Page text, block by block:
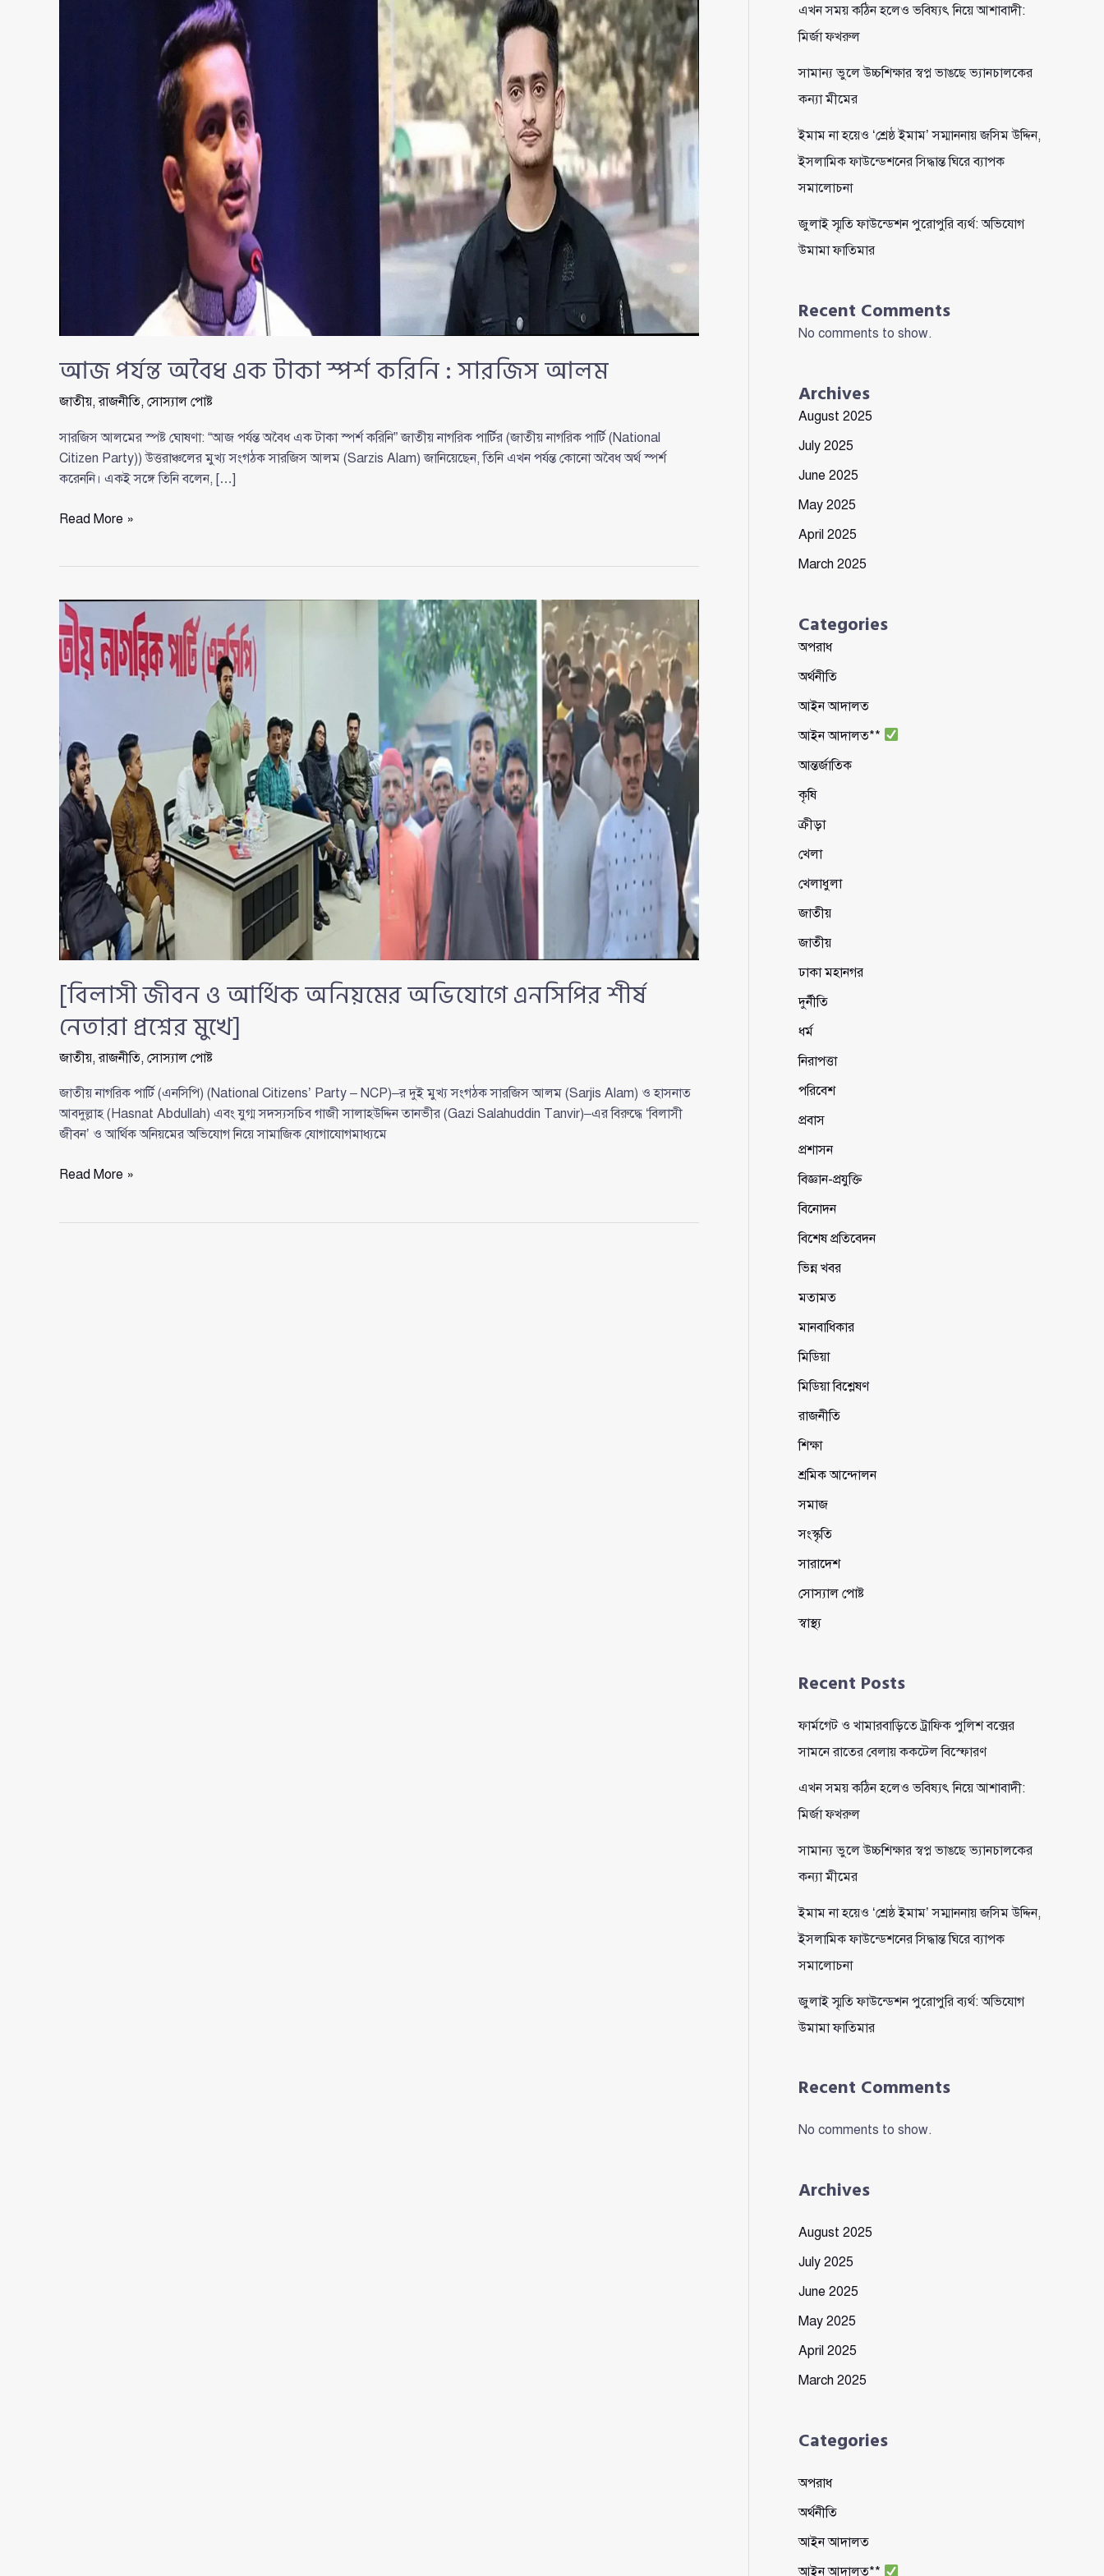
আজ পর্যন্ত অবৈধ এক টাকা স্পর্শ করিনি : সারজিস আলম
জাতীয়,রাজনীতি, সোস্যাল পোষ্ট
সারজিস আলমের স্পষ্ট ঘোষণা: “আজ পর্যন্ত অবৈধ এক টাকা স্পর্শ করিনি” জাতীয় নাগরিক পার্টির (জাতীয় নাগরিক পার্টি (National
Citizen Party)) উত্তরাঞ্চলের মুখ্য সংগঠক সারজিস আলম (Sarzis Alam) জানিয়েছেন, তিনি এখন পর্যন্ত কোনো অবৈধ অর্থ স্পর্শ
করেননি। একই সঙ্গে তিনি বলেন, […]
আজ
টাকা
স্পর্শ
করিনি
:
সারজিস
Read More »
[বিলাসী জীবন ও আর্থিক অনিয়মের অভিযোগে এনসিপির শীর্ষ
নেতারা প্রশ্নের মুখে]
জাতীয়,রাজনীতি, সোস্যাল পোষ্ট
জাতীয় নাগরিক পার্টি (এনসিপি) (National Citizens’ Party – NCP)–র দুই মুখ্য সংগঠক সারজিস আলম (Sarjis Alam) ও হাসনাত
আবদুল্লাহ (Hasnat Abdullah) এবং যুগ্ম সদস্যসচিব গাজী সালাহউদ্দিন তানভীর (Gazi Salahuddin Tanvir)–এর বিরুদ্ধে ‘বিলাসী
জীবন’ ও আর্থিক অনিয়মের অভিযোগ নিয়ে সামাজিক যোগাযোগমাধ্যমে
[বিলাসী
Read More »
এখন সময় কঠিন হলেও ভবিষ্যৎ নিয়ে আশাবাদী:
মির্জা ফখরুল
সামান্য ভুলে উচ্চশিক্ষার স্বপ্ন ভাঙছে ভ্যানচালকের
কন্যা মীমের
ইমাম না হয়েও ‘শ্রেষ্ঠ ইমাম’ সম্মাননায় জসিম উদ্দিন,
ইসলামিক ফাউন্ডেশনের সিদ্ধান্ত ঘিরে ব্যাপক
সমালোচনা
জুলাই স্মৃতি ফাউন্ডেশন পুরোপুরি ব্যর্থ: অভিযোগ
উমামা ফাতিমার
Recent Comments
No comments to show.
Archives
August 2025
July 2025
June 2025
May 2025
April 2025
March 2025
Categories
অপরাধ
অর্থনীতি
আইন আদালত
আইন আদালত**
আন্তর্জাতিক
কৃষি
ক্রীড়া
খেলা
খেলাধুলা
জাতীয়
জাতীয়
ঢাকা মহানগর
দুর্নীতি
ধর্ম
নিরাপত্তা
পরিবেশ
প্রবাস
প্রশাসন
বিজ্ঞান-প্রযুক্তি
বিনোদন
বিশেষ প্রতিবেদন
ভিন্ন খবর
মতামত
মানবাধিকার
মিডিয়া
মিডিয়া বিশ্লেষণ
রাজনীতি
শিক্ষা
শ্রমিক আন্দোলন
সমাজ
সংস্কৃতি
সারাদেশ
সোস্যাল পোষ্ট
স্বাস্থ্য
Recent Posts
ফার্মগেট ও খামারবাড়িতে ট্রাফিক পুলিশ বক্সের
সামনে রাতের বেলায় ককটেল বিস্ফোরণ
এখন সময় কঠিন হলেও ভবিষ্যৎ নিয়ে আশাবাদী:
মির্জা ফখরুল
সামান্য ভুলে উচ্চশিক্ষার স্বপ্ন ভাঙছে ভ্যানচালকের
কন্যা মীমের
ইমাম না হয়েও ‘শ্রেষ্ঠ ইমাম’ সম্মাননায় জসিম উদ্দিন,
ইসলামিক ফাউন্ডেশনের সিদ্ধান্ত ঘিরে ব্যাপক
সমালোচনা
জুলাই স্মৃতি ফাউন্ডেশন পুরোপুরি ব্যর্থ: অভিযোগ
উমামা ফাতিমার
Recent Comments
No comments to show.
Archives
August 2025
July 2025
June 2025
May 2025
April 2025
March 2025
Categories
অপরাধ
অর্থনীতি
আইন আদালত
আইন আদালত**